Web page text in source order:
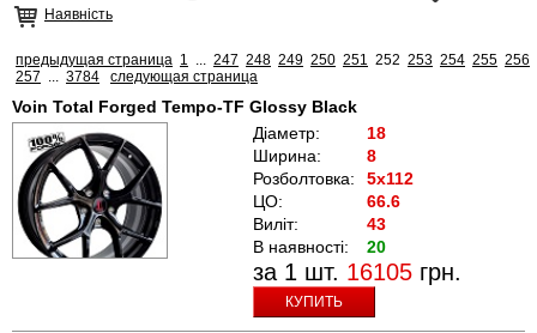
Наявність
предыдущая страница 1 247 248 249 250 251 252 253 254 255 256
257
3784 следующая страница
Voin Total Forged Tempo-TF Glossy Black
Діаметр:
18
Ширина:
8
Розболтовка:
5x112
ЦО:
66.6
Виліт:
43
В наявності:
20
за 1 шт. 16105 грн.
КУПИТЬ